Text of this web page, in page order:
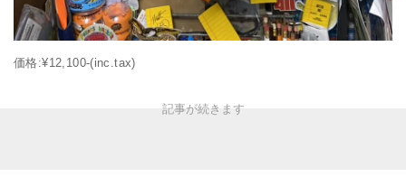
価格:¥12,100-(inc.tax)